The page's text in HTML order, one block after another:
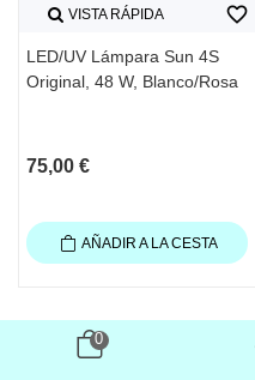
VISTA RÁPIDA
LED/UV Lámpara Sun 4S
Original, 48 W, Blanco/Rosa
75,00 €
favorite_border
AÑADIR A LA CESTA
0